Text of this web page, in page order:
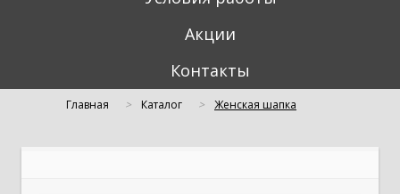
Акции
Контакты
Главная Каталог Женская шапка